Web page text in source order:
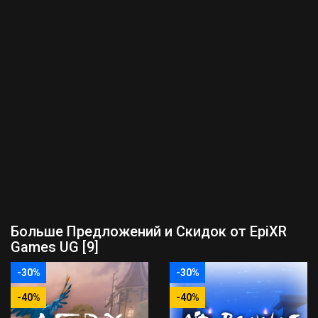
Больше Предложений и Скидок от EpiXR
Games UG [9]
-30%
-40%
-30%
-40%